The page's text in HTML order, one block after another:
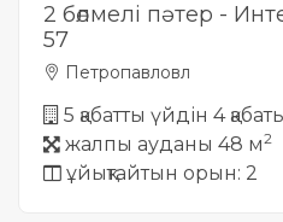
2 бөлмелі пәтер -
57
Петропавловл
5 қабатты үйдін 4
жалпы ауданы 48 м2
ұйықтайтын орын: 2